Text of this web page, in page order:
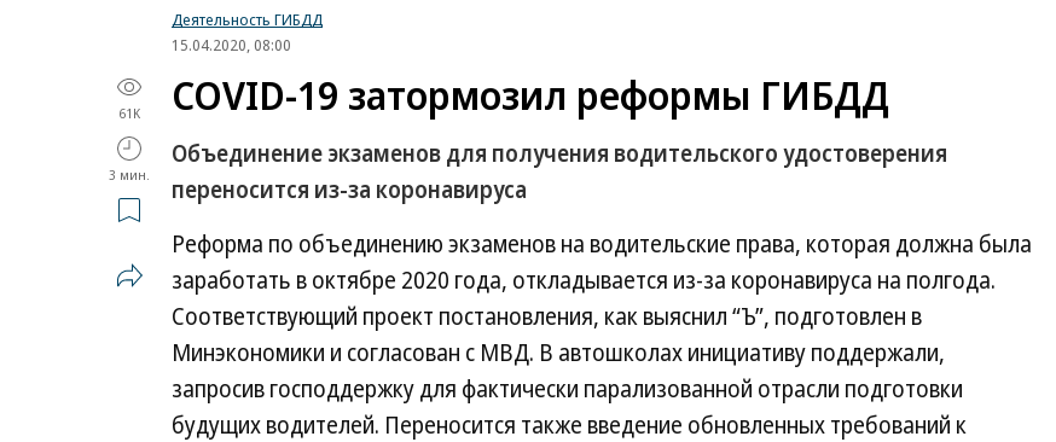
Деятельность ГИБДД
15.04.2020, 08:00
61K
3 мин.
COVID-19 затормозил реформы ГИБДД
Объединение экзаменов для получения водительского удостоверения
переносится из-за коронавируса
Реформа по объединению экзаменов на водительские права, которая должна была
заработать в октябре 2020 года, откладывается из-за коронавируса на полгода.
Соответствующий проект постановления, как выяснил “Ъ”, подготовлен в
Минэкономики и согласован с МВД. В автошколах инициативу поддержали,
запросив господдержку для фактически парализованной отрасли подготовки
будущих водителей. Переносится также введение обновленных требований к